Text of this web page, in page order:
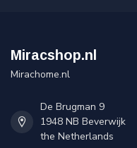
Miracshop.nl
Mirachome.nl
De Brugman 9
1948 NB Beverwijk
the Netherlands